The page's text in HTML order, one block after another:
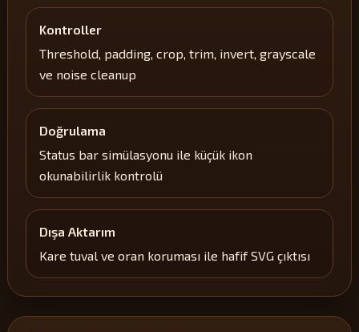
Kontroller
Threshold, padding, crop, trim, invert, grayscale
ve noise cleanup
Doğrulama
Status bar simülasyonu ile küçük ikon
okunabilirlik kontrolü
Dışa Aktarım
Kare tuval ve oran koruması ile hafif SVG çıktısı